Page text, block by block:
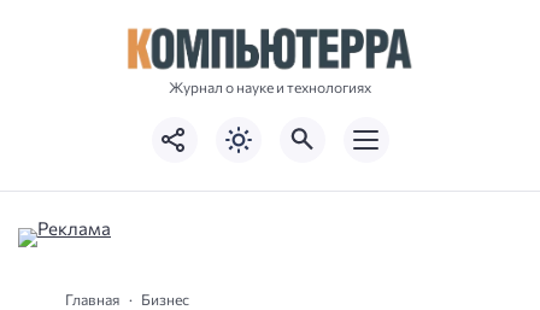
Журнал о науке и технологиях
Главная Бизнес